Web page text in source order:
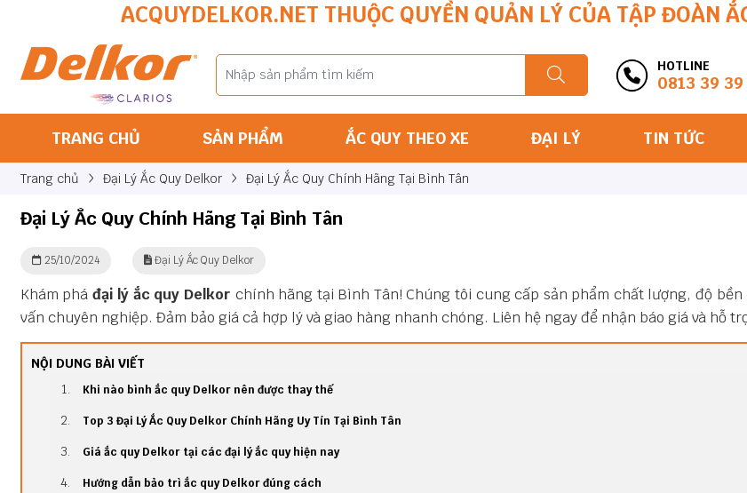
ACQUYDELKOR.NET THUỘC QUYỀN QUẢN LÝ CỦA TẬP ĐOÀN
HOTLINE
0813 39 39
TRANG CHỦ SẢN PHẨM ẮC QUY THEO XE ĐẠI LÝ TIN TỨC
Trang chủ Đại Lý Ắc Quy Delkor Đại Lý Ắc Quy Chính Hãng Tại Bình Tân
Đại Lý Ắc Quy Chính Hãng Tại Bình Tân
25/10/2024 Đại Lý Ắc Quy Delkor
Khám phá đại lý ắc quy Delkor chính hãng tại Bình Tân! Chúng tôi cung cấp sản phẩm chất lượng, độ
vấn chuyên nghiệp. Đảm bảo giá cả hợp lý và giao hàng nhanh chóng. Liên hệ ngay để nhận báo giá và hỗ
NỘI DUNG BÀI VIẾT
Khi nào bình ắc quy Delkor nên được thay thế
Top 3 Đại Lý Ắc Quy Delkor Chính Hãng Uy Tín Tại Bình Tân
Giá ắc quy Delkor tại các đại lý ắc quy hiện nay
Hướng dẫn bảo trì ắc quy Delkor đúng cách